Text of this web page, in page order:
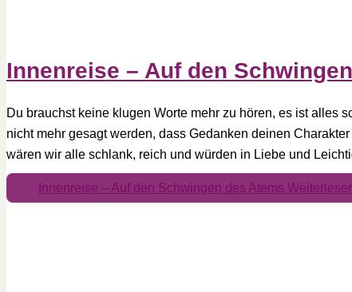
Innenreise – Auf den
Du brauchst keine klugen Worte mehr zu hören, es ist alles
nicht mehr gesagt werden, dass Gedanken deinen
wären wir alle schlank, reich und würden in Liebe und
Innenreise – Auf den Schwingen des Atems